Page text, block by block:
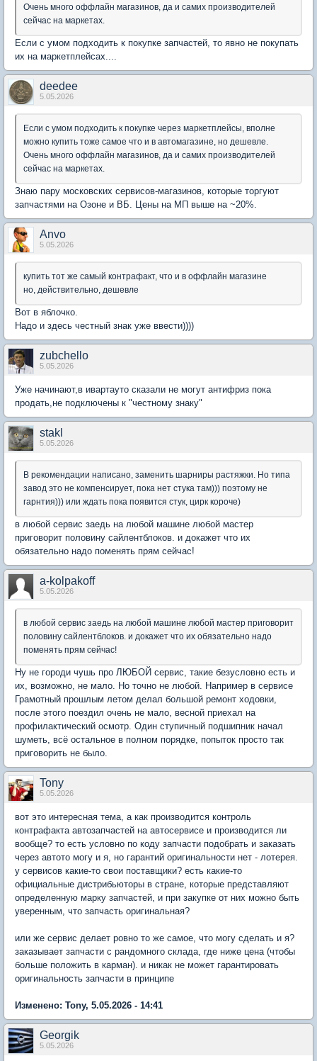
Очень много оффлайн магазинов, да и самих производителей
сейчас на маркетах.
Если с умом подходить к покупке запчастей, то явно не покупать
их на маркетплейсах....
deedee
5.05.2026
Если с умом подходить к покупке через маркетплейсы, вполне
можно купить тоже самое что и в автомагазине, но дешевле.
Очень много оффлайн магазинов, да и самих производителей
сейчас на маркетах.
Знаю пару московских сервисов-магазинов, которые торгуют
запчастями на Озоне и ВБ. Цены на МП выше на ~20%.
Anvo
5.05.2026
купить тот же самый контрафакт, что и в оффлайн магазине
но, действительно, дешевле
Вот в яблочко.
Надо и здесь честный знак уже ввести))))
zubchello
5.05.2026
Уже начинают,в ивартауто сказали не могут антифриз пока
продать,не подключены к "честному знаку"
stakl
5.05.2026
В рекомендации написано, заменить шарниры растяжки. Но типа
завод это не компенсирует, пока нет стука там))) поэтому не
гарнтия))) или ждать пока появится стук, цирк короче)
в любой сервис заедь на любой машине любой мастер
приговорит половину сайлентблоков. и докажет что их
обязательно надо поменять прям сейчас!
a-kolpakoff
5.05.2026
в любой сервис заедь на любой машине любой мастер приговорит
половину сайлентблоков. и докажет что их обязательно надо
поменять прям сейчас!
Ну не городи чушь про ЛЮБОЙ сервис, такие безусловно есть и
их, возможно, не мало. Но точно не любой. Например в сервисе
Грамотный прошлым летом делал большой ремонт ходовки,
после этого поездил очень не мало, весной приехал на
профилактический осмотр. Один ступичный подшипник начал
шуметь, всё остальное в полном порядке, попыток просто так
приговорить не было.
Tony
5.05.2026
вот это интересная тема, а как производится контроль
контрафакта автозапчастей на автосервисе и производится ли
вообще? то есть условно по коду запчасти подобрать и заказать
через автото могу и я, но гарантий оригинальности нет - лотерея.
у сервисов какие-то свои поставщики? есть какие-то
официальные дистрибьюторы в стране, которые представляют
определенную марку запчастей, и при закупке от них можно быть
уверенным, что запчасть оригинальная?
или же сервис делает ровно то же самое, что могу сделать и я?
заказывает запчасти с рандомного склада, где ниже цена (чтобы
больше положить в карман). и никак не может гарантировать
оригинальность запчасти в принципе
Изменено: Tony, 5.05.2026 - 14:41
Georgik
5.05.2026